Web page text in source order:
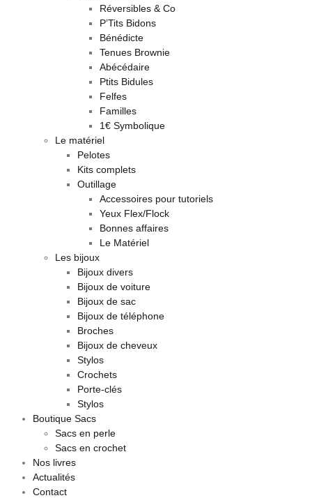
Réversibles & Co
P’Tits Bidons
Bénédicte
Tenues Brownie
Abécédaire
Ptits Bidules
Felfes
Familles
1€ Symbolique
Le matériel
Pelotes
Kits complets
Outillage
Accessoires pour tutoriels
Yeux Flex/Flock
Bonnes affaires
Le Matériel
Les bijoux
Bijoux divers
Bijoux de voiture
Bijoux de sac
Bijoux de téléphone
Broches
Bijoux de cheveux
Stylos
Crochets
Porte-clés
Stylos
Boutique Sacs
Sacs en perle
Sacs en crochet
Nos livres
Actualités
Contact